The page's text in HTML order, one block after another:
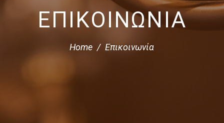
ΕΠΙΚΟΙΝΩΝΊΑ
Home Επικοινωνία